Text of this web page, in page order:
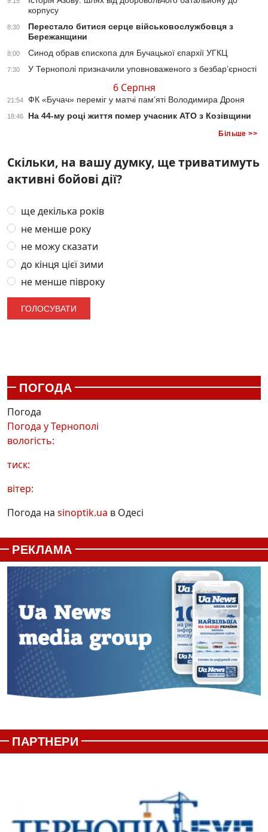
корпусу
8:30
Перестало битися серце військовослужбовця з
Бережанщини
8:00 Синод обрав єпископа для Бучацької єпархії УГКЦ
7:30 У Тернополі призначили уповноваженого з безбар’єрності
6 Серпня
21:54 ФК «Бучач» переміг у матчі пам’яті Володимира Дроня
18:46 На 44-му році життя помер учасник АТО з Козівщини
Більше >>
Скільки, на вашу думку, ще триватимуть
активні бойові дії?
ще декілька років
не менше року
не можу сказати
до кінця цієї зими
не менше півроку
ПОГОДА
Погода
Погода уТернополі
вологість:
тиск:
вітер:
Погода на sinoptik.ua в Одесі
РЕКЛАМА
ПАРТНЕРИ